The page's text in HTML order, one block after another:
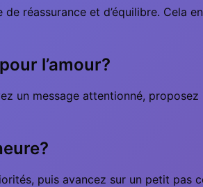
réassurance et d’équilibre. Cela
l’amour?
un message attentionné,
puis avancez sur un petit pas